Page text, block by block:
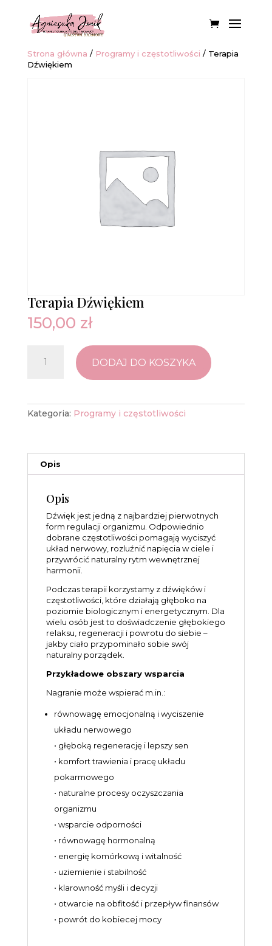
Strona główna / Programy i częstotliwości / Terapia
Dźwiękiem
Terapia Dźwiękiem
150,00 zł
Terapia
DODAJ DO KOSZYKA
Kategoria: Programy i częstotliwości
Opis
Opis
Dźwięk jest jedną z najbardziej pierwotnych
form regulacji organizmu. Odpowiednio
dobrane częstotliwości pomagają wyciszyć
układ nerwowy, rozluźnić napięcia w ciele i
przywrócić naturalny rytm wewnętrznej
harmonii.
Podczas terapii korzystamy z dźwięków i
częstotliwości, które działają głęboko na
poziomie biologicznym i energetycznym. Dla
wielu osób jest to doświadczenie głębokiego
relaksu, regeneracji i powrotu do siebie –
jakby ciało przypominało sobie swój
naturalny porządek.
Przykładowe obszary wsparcia
Nagranie może wspierać m.in.:
równowagę emocjonalną i wyciszenie
układu nerwowego
• głęboką regenerację i lepszy sen
• komfort trawienia i pracę układu
pokarmowego
• naturalne procesy oczyszczania
organizmu
• wsparcie odporności
• równowagę hormonalną
• energię komórkową i witalność
• uziemienie i stabilność
• klarowność myśli i decyzji
• otwarcie na obfitość i przepływ finansów
• powrót do kobiecej mocy